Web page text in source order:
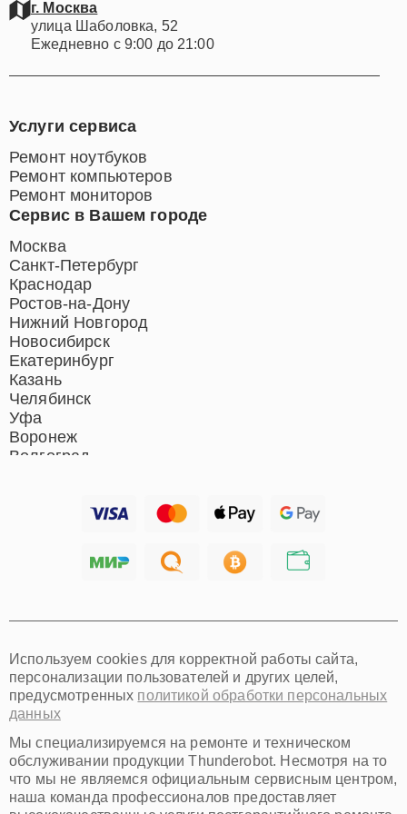
Наши двери всегда открыты для жителей Москвы, и
мы стремимся обеспечить лучший сервис для каждого
г. Москва
улица Шаболовка, 52
Ежедневно с 9:00 до 21:00
Сервис в Вашем городе
Москва
Санкт-Петербург
Краснодар
Ростов-на-Дону
Нижний Новгород
Новосибирск
Екатеринбург
Казань
Челябинск
Уфа
Воронеж
Волгоград
Хабаровск
Иркутск
Омск
Красноярск
Пермь
Ульяновск
Киров
Архангельск
Астрахань
Белгород
Услуги сервиса
Ремонт ноутбуков
Ремонт компьютеров
Ремонт мониторов
Используем cookies для корректной работы сайта,
персонализации пользователей и других целей,
предусмотренных политикой обработки персональных
данных
Мы специализируемся на ремонте и техническом
обслуживании продукции Thunderobot. Несмотря на то
что мы не являемся официальным сервисным центром,
наша команда профессионалов предоставляет